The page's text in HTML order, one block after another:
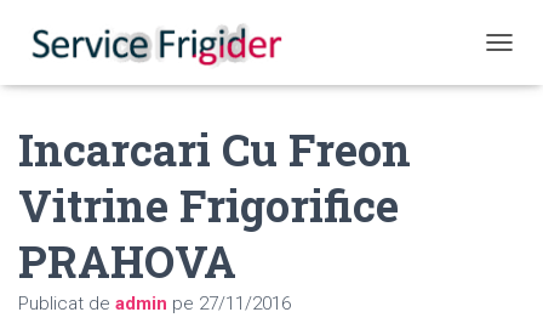
Incarcari Cu Freon
Vitrine Frigorifice
PRAHOVA
Publicat de admin pe 27/11/2016